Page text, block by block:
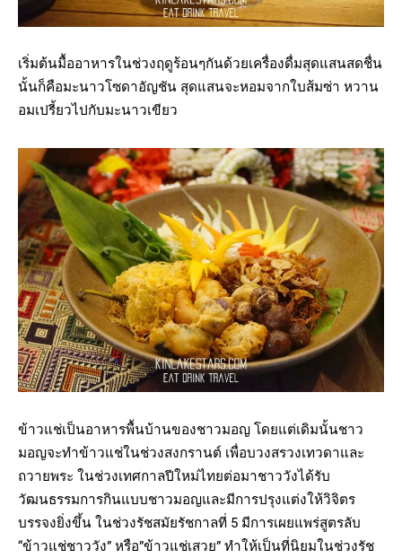
เริ่มต้นมื้ออาหารในช่วงฤดูร้อนๆกันด้วยเครื่องดื่มสุดแสนสดชื่น
นั้นก็คือมะนาวโซดาอัญชัน สุดแสนจะหอมจากใบส้มซ่า หวาน
อมเปรี้ยวไปกับมะนาวเขียว
ข้าวแช่เป็นอาหารพื้นบ้านของชาวมอญ โดยแต่เดิมนั้นชาว
มอญจะทำข้าวแช่ในช่วงสงกรานต์ เพื่อบวงสรวงเทวดาและ
ถวายพระ ในช่วงเทศกาลปีใหม่ไทยต่อมาชาววังได้รับ
วัฒนธรรมการกินแบบชาวมอญและมีการปรุงแต่งให้วิจิตร
บรรจงยิ่งขึ้น ในช่วงรัชสมัยรัชกาลที่ 5 มีการเผยแพร่สูตรลับ
“ข้าวแช่ชาววัง” หรือ”ข้าวแช่เสวย” ทำให้เป็นที่นิยมในช่วงรัช